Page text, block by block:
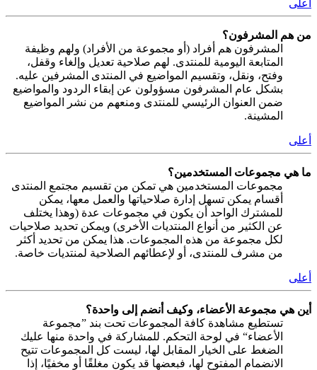
أعلى
من هم المشرفون؟
المشرفون هم أفراد (أو مجموعة من الأفراد) ولهم وظيفة
المتابعة اليومية للمنتدى. لهم صلاحية تعديل وإلغاء وقفل،
وفتح، ونقل، وتقسيم المواضيع في المنتدى المشرفين عليه.
بشكل عام المشرفون مسؤولون عن إبقاء الردود والمواضيع
ضمن العنوان الرئيسي للمنتدى ومنعهم من نشر المواضيع
المشينة.
أعلى
ما هي مجموعات المستخدمين؟
مجموعات المستخدمين هي تمكن من تقسيم مجتمع المنتدى
أقسام يمكن تسهل إدارة صلاحياتها والعمل معها، يمكن
للمشترك الواحد أن يكون في مجموعات عدة (وهذا يختلف
عن الكثير من أنواع المنتديات الأخرى) ويمكن تحديد صلاحيات
لكل مجموعة من هذه المجموعات. هذا يمكن من تحديد أكثر
من مشرف للمنتدى، أو لإعطائهم الصلاحية لمنتديات خاصة.
أعلى
أين هي مجموعة الأعضاء، وكيف أنضم إلى واحدة؟
تستطيع مشاهدة كافة المجموعات تحت بند ”مجموعة
الأعضاء“ في لوحة التحكم. للمشاركة في واحدة منها عليك
الضغط على الخيار المقابل لها، ليست كل المجموعات تتيح
الانضمام المفتوح لها، فبعضها قد يكون مغلقًا أو مخفيًا، إذا